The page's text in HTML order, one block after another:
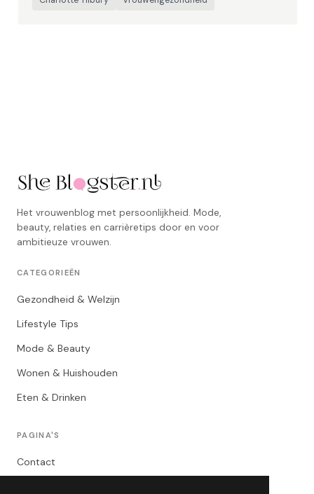
Het vrouwenblog met persoonlijkheid. Mode,
beauty, relaties en carrièretips door en voor
ambitieuze vrouwen.
CATEGORIEËN
Gezondheid & Welzijn
Lifestyle Tips
Mode & Beauty
Wonen & Huishouden
Eten & Drinken
PAGINA'S
Contact